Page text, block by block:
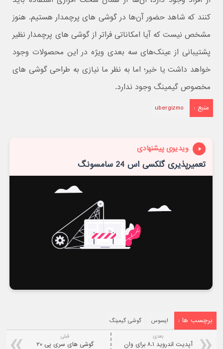
کنند که شاهد حضور آن‌ها در گوشی های پرچمدار هستیم. هنوز
مشخص نیست که آیا امکاناتی فراتر از گوشی های پرچمدار نظیر
پشتیبانی از عینک‌های سه بعدی ویژه در این محصولات وجود
خواهد داشت یا خیر؛ اما به نظر ما نیازی به طراحی گوشی های
مخصوص گیمینگ وجود ندارد.
منبع : ubergizmo
ویدیوی پیشنهادی
تعمیرپذیری گلکسی اس 24 سامسونگ
برچسب ها : ایسوس گوشی گیمینگ
قبلی
گوشی های سری پی ۲۰
بعدی:
آپدیت اندروید ۸.۱ برای وان